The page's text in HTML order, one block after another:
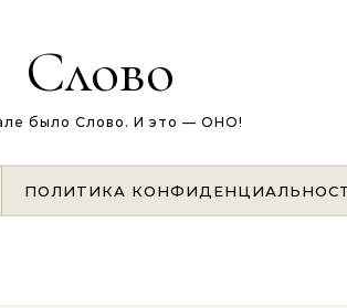
Слово
было Слово. И это — ОНО!
ПОЛИТИКА